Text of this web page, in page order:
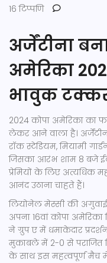
16 टिप्पणि
अर्जेंटीना
अमेरिका
भावुक
2024 कोपा अमेरिका का
लेकर आने वाला है।
रॉक स्टेडियम, मियामी
जिसका आरंभ शाम 8 बजे
प्रेमियों के लिए अत्यधिक
आनंद उठाना चाहते हैं।
लियोनेल मेस्सी की
अपना 16वां कोपा
ने ग्रुप ए में धमाकेदार
मुकाबले में 2-0 से पराजित
के साथ इस महत्वपूर्ण मैच